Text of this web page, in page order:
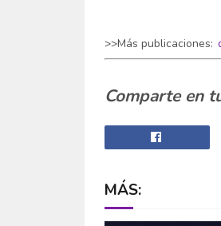
>>Más publicaciones:
Comparte en
MÁS: